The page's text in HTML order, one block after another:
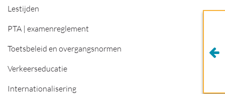
Lestijden
PTA | examenreglement
Toetsbeleid en overgangsnormen
Verkeerseducatie
Internationalisering